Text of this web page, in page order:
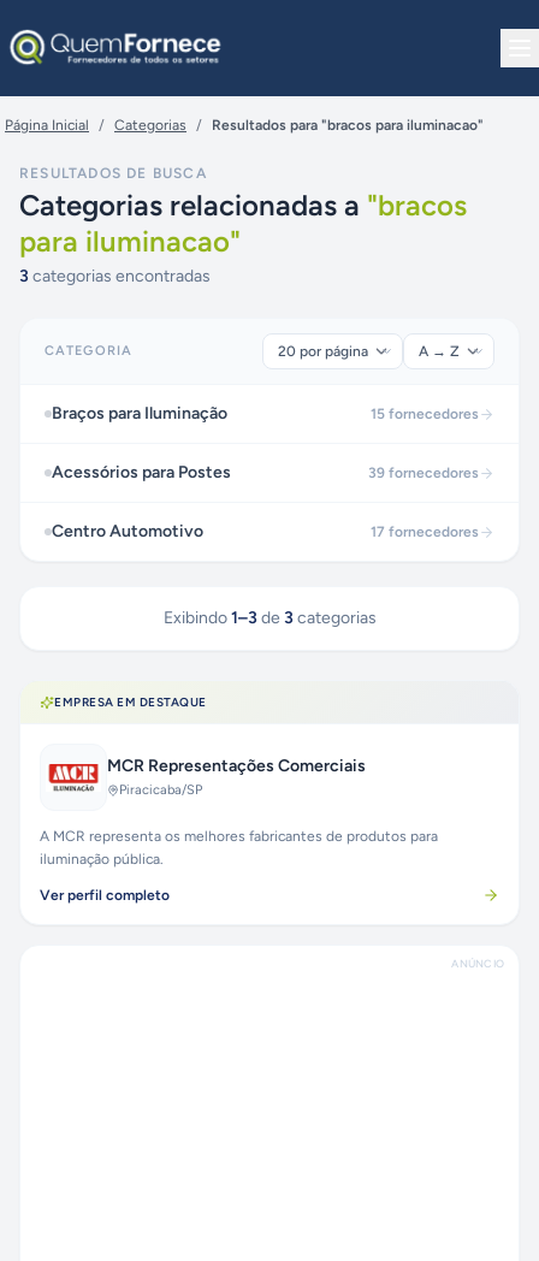
Página Inicial / Categorias / Resultados para "bracos para iluminacao"
RESULTADOS DE BUSCA
Categorias relacionadas a "bracos
para iluminacao"
3 categorias encontradas
CATEGORIA
Braços para Iluminação 15 fornecedores
Acessórios para Postes 39 fornecedores
Centro Automotivo 17 fornecedores
Exibindo 1–3 de 3 categorias
EMPRESA EM DESTAQUE
MCR Representações Comerciais
Piracicaba/SP
A MCR representa os melhores fabricantes de produtos para
iluminação pública.
Ver perfil completo
ANÚNCIO